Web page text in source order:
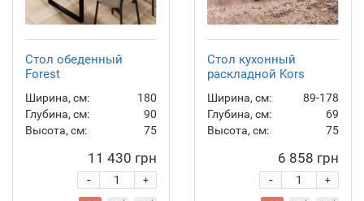
Стол обеденный
Forest
Ширина, см:
180
Глубина, см:
90
Высота, см:
75
11 430 грн
+
-
Стол кухонный
раскладной Kors
Ширина, см:
89-178
Глубина, см:
69
Высота, см:
75
6 858 грн
+
-